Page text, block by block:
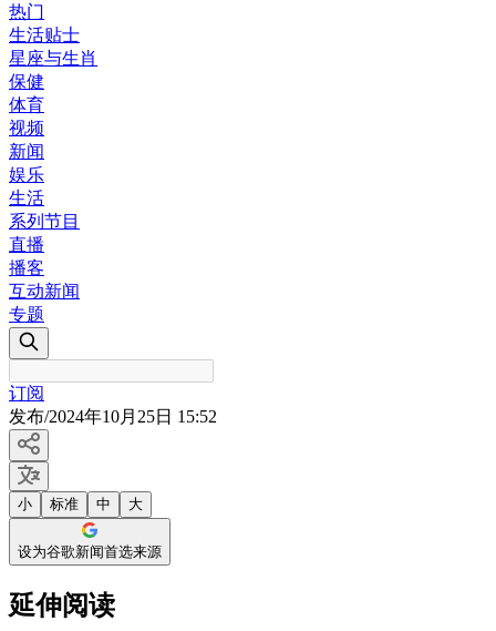
热门
生活贴士
星座与生肖
保健
体育
视频
新闻
娱乐
生活
系列节目
直播
播客
互动新闻
专题
订阅
发布/2024年10月25日 15:52
小 标准 中 大
设为谷歌新闻首选来源
延伸阅读